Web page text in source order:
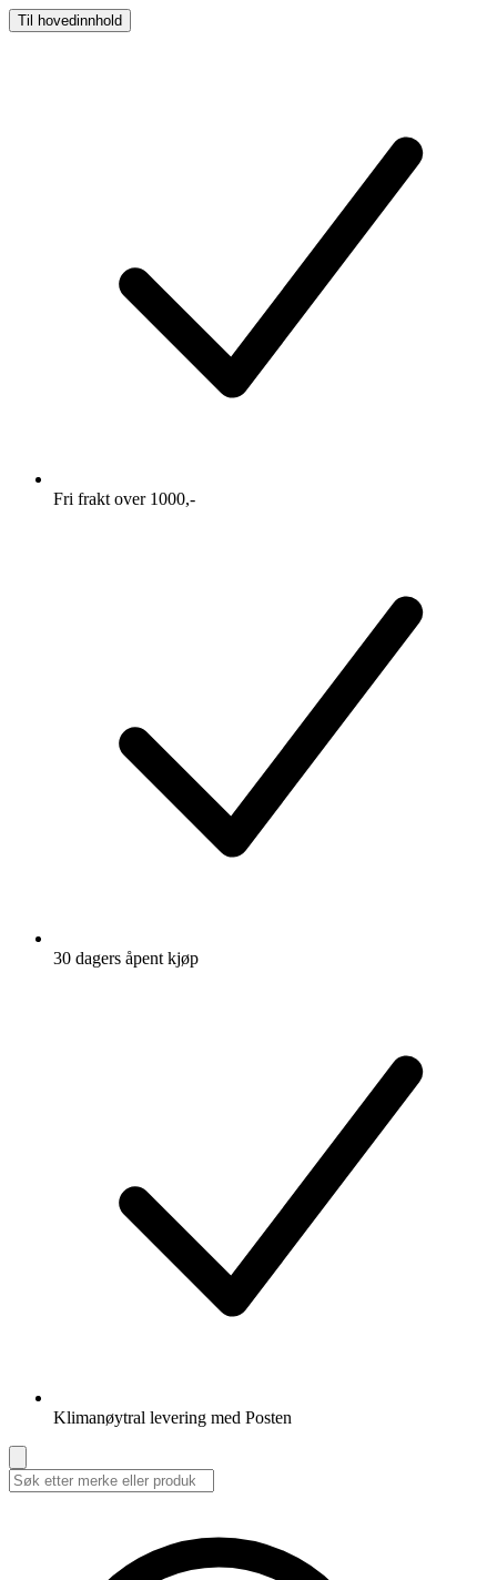
Til hovedinnhold
Fri frakt over 1000,-
30 dagers åpent kjøp
Klimanøytral levering med Posten